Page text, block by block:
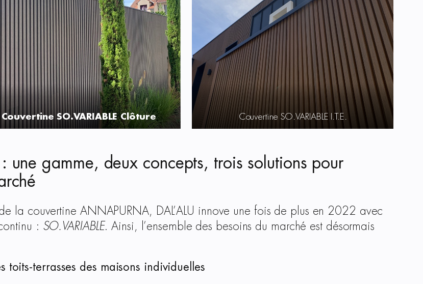
Couvertine SO.VARIABLE Clôture Couvertine SO.VARIABLE I.T.E.
: une gamme, deux concepts, trois solutions pour
la couvertine ANNAPURNA, DAL’ALU innove une fois de plus en 2022 avec
: SO.VARIABLE. Ainsi, l’ensemble des besoins du marché est désormais
terrasses des maisons individuelles